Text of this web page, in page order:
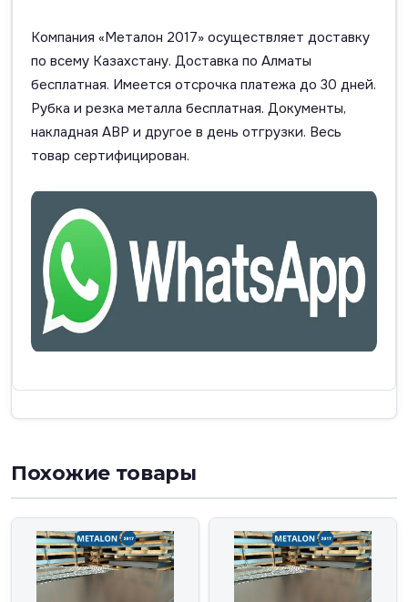
Компания «Металон 2017» осуществляет доставку
по всему Казахстану. Доставка по Алматы
бесплатная. Имеется отсрочка платежа до 30 дней.
Рубка и резка металла бесплатная. Документы,
накладная АВР и другое в день отгрузки. Весь
товар сертифицирован.
Похожие товары